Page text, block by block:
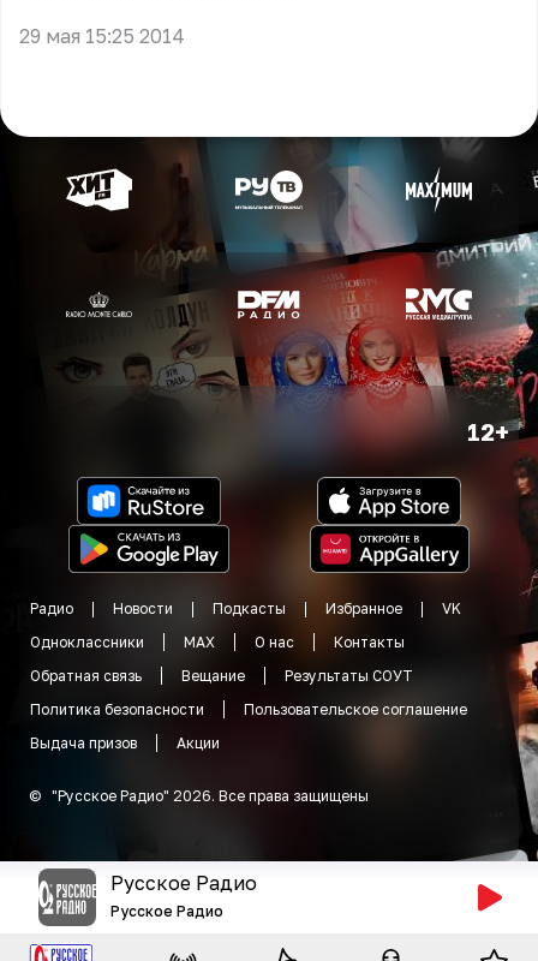
29 мая 15:25 2014
12+
Радио Новости Подкасты Избранное
VK
Одноклассники
MAX О нас
Контакты
Обратная связь
Вещание
Результаты СОУТ
Политика безопасности
Пользовательское соглашение
Выдача призов
Акции
© "Русское Радио" 2026. Все права защищены
Русское Радио
Русское Радио